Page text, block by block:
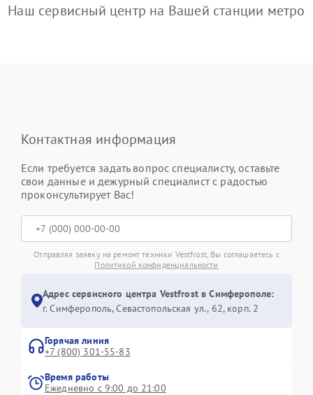
Наш сервисный центр на Вашей станции метро
Контактная информация
Если требуется задать вопрос специалисту, оставьте
свои данные и дежурный специалист с радостью
проконсультирует Вас!
Отправляя заявку на ремонт техники Vestfrost, Вы соглашаетесь с
Политикой конфиденциальности
Адрес сервисного центра Vestfrost в Симферополе:
г. Симферополь, Севастопольская ул., 62, корп. 2
Горячая линия
+7 (800) 301-55-83
Время работы
Ежедневно с 9:00 до 21:00